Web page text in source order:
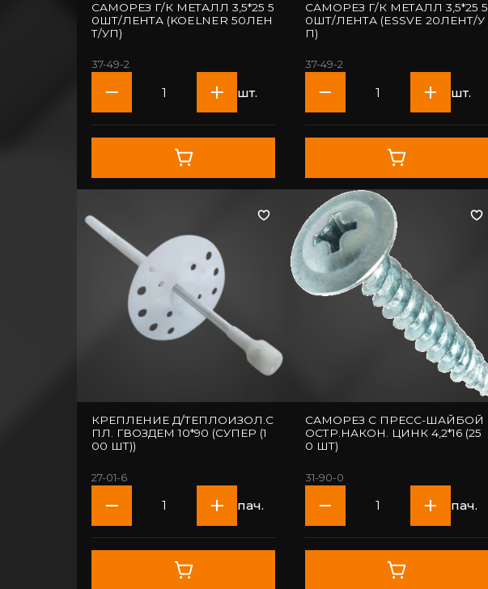
САМОРЕЗ Г/К МЕТАЛЛ 3,5*25 5
0ШТ/ЛЕНТА (KOELNER 50ЛЕН
Т/УП)
37-49-2
шт.
САМОРЕЗ Г/К МЕТАЛЛ 3,5*25 5
0ШТ/ЛЕНТА (ESSVE 20ЛЕНТ/У
П)
37-49-2
шт.
КРЕПЛЕНИЕ Д/ТЕПЛОИЗОЛ.С
ПЛ. ГВОЗДЕМ 10*90 (СУПЕР (1
00 ШТ))
27-01-6
пач.
САМОРЕЗ С ПРЕСС-ШАЙБОЙ
ОСТР.НАКОН. ЦИНК 4,2*16 (25
0 ШТ)
31-90-0
пач.